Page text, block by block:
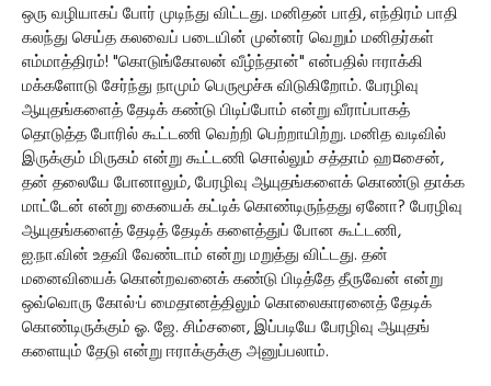
ஒரு வழியாகப் போர் முடிந்து விட்டது. மனிதன் பாதி, எந்திரம் பாதி
கலந்து செய்த கலவைப் படையின் முன்னர் வெறும் மனிதர்கள்
எம்மாத்திரம்! "கொடுங்கோலன் வீழ்ந்தான்" என்பதில் ஈராக்கி
மக்களோடு சேர்ந்து நாமும் பெருமூச்சு விடுகிறோம். பேரழிவு
ஆயுதங்களைத் தேடிக் கண்டு பிடிப்போம் என்று வீராப்பாகத்
தொடுத்த போரில் கூட்டணி வெற்றி பெற்றாயிற்று. மனித வடிவில்
இருக்கும் மிருகம் என்று கூட்டணி சொல்லும் சத்தாம் ஹ¤சைன்,
தன் தலையே போனாலும், பேரழிவு ஆயுதங்களைக் கொண்டு தாக்க
மாட்டேன் என்று கையைக் கட்டிக் கொண்டிருந்தது ஏனோ? பேரழிவு
ஆயுதங்களைத் தேடித் தேடிக் களைத்துப் போன கூட்டணி,
ஐ.நா.வின் உதவி வேண்டாம் என்று மறுத்து விட்டது. தன்
மனைவியைக் கொன்றவனைக் கண்டு பிடித்தே தீருவேன் என்று
ஒவ்வொரு கோல்·ப் மைதானத்திலும் கொலைகாரனைத் தேடிக்
கொண்டிருக்கும் ஓ. ஜே. சிம்சனை, இப்படியே பேரழிவு ஆயுதங்
களையும் தேடு என்று ஈராக்குக்கு அனுப்பலாம்.